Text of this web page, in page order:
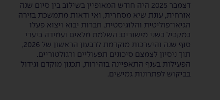
דצמבר 2025 היה חודש המאופיין בשילוב בין סיום שנה
אזרחית, עונת שיא מסחרית, ואי ודאות מתמשכת בזירה
הגיאו־פוליטית והלוגיסטית. חברות יבוא ויצוא פעלו
במקביל בשני מישורים: השלמת מלאים ועמידה ביעדי
סוף שנה והיערכות מוקדמת לרבעון הראשון של 2026,
תוך ניסיון לצמצם סיכונים תפעוליים ורגולטוריים.
הפעילות בענף התאפיינה בזהירות, תכנון מוקדם וגידול
בביקוש לפתרונות גמישים.